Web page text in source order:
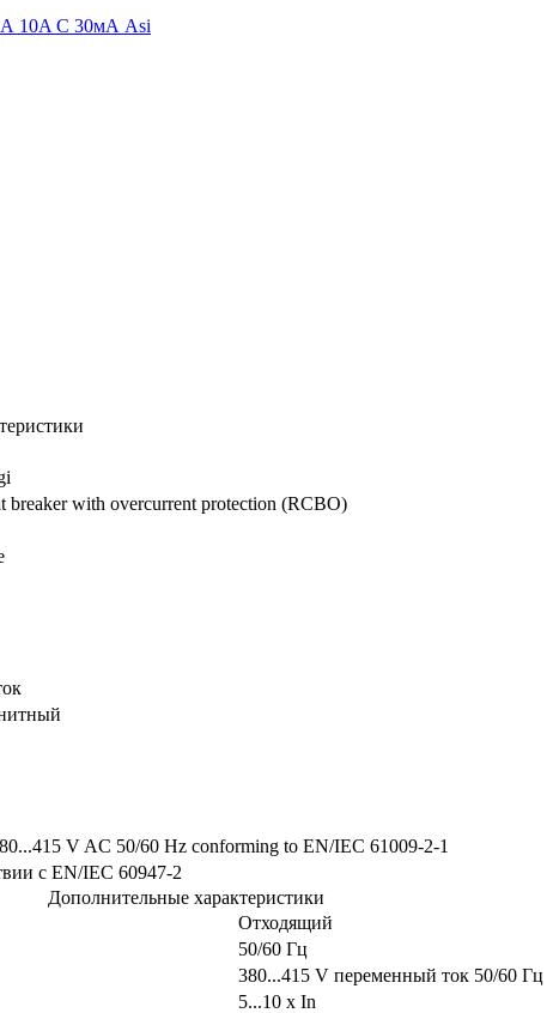
10A C 30мА Asi
breaker with overcurrent protection (RCBO)
V AC 50/60 Hz conforming to EN/IEC 61009-2-1
с EN/IEC 60947-2
Дополнительные характеристики
Отходящий
50/60 Гц
380...415 V переменный ток 50/60 Гц
5...10 x In